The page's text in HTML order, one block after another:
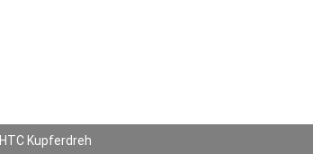
HTC Kupferdreh